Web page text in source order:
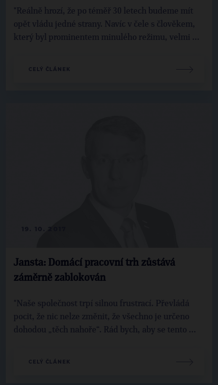
"Reálně hrozí, že po téměř 30 letech budeme mít
opět vládu jedné strany. Navíc v čele s člověkem,
který byl prominentem minulého režimu, velmi ...
CELÝ ČLÁNEK
Jansta: Domácí pracovní trh zůstává
záměrně zablokován
"Naše společnost trpí silnou frustrací. Převládá
pocit, že nic nelze změnit, že všechno je určeno
dohodou „těch nahoře“. Rád bych, aby se tento ...
CELÝ ČLÁNEK